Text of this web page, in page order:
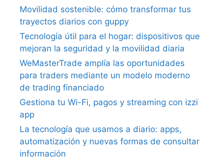
Movilidad sostenible: cómo transformar tus
trayectos diarios con guppy
Tecnología útil para el hogar: dispositivos que
mejoran la seguridad y la movilidad diaria
WeMasterTrade amplía las oportunidades
para traders mediante un modelo moderno
de trading financiado
Gestiona tu Wi-Fi, pagos y streaming con izzi
app
La tecnología que usamos a diario: apps,
automatización y nuevas formas de consultar
información